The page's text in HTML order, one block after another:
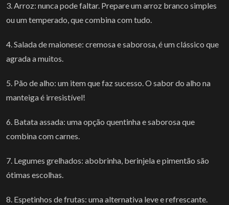
3. Arroz: nunca pode faltar. Prepare um arroz branco simples
ou um temperado, que combina com tudo.
4. Salada de maionese: cremosa e saborosa, é um clássico que
agrada a muitos.
5. Pão de alho: um item que faz sucesso. O sabor do alho na
manteiga é irresistível!
6. Batata assada: uma opção quentinha e saborosa que
combina com carnes.
7. Legumes grelhados: abobrinha, berinjela e pimentão são
ótimas escolhas.
8. Espetinhos de frutas: uma alternativa leve e refrescante.